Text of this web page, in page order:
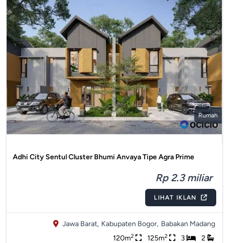
Rumah
Adhi City Sentul Cluster Bhumi Anvaya Tipe Agra Prime
Rp 2.3 miliar
LIHAT IKLAN
Jawa Barat, Kabupaten Bogor, Babakan Madang
120m2 125m2 3 2